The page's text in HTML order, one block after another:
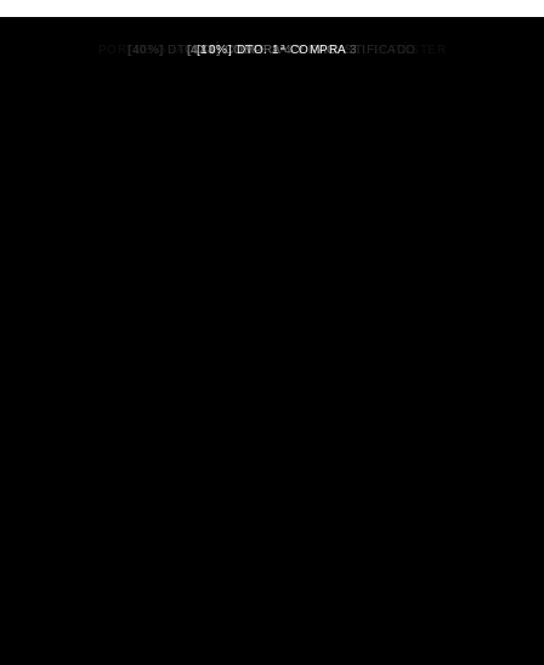
PORTES GRATIS(PENÍNSULA)A PARTIR DEL 2º PÓSTER
[40%] DTO. PÓSTERS PAPEL PLASTIFICADO
[4X3]COMPRA 4 Y PAGA 3
[10%]DTO. 1ª COMPRA